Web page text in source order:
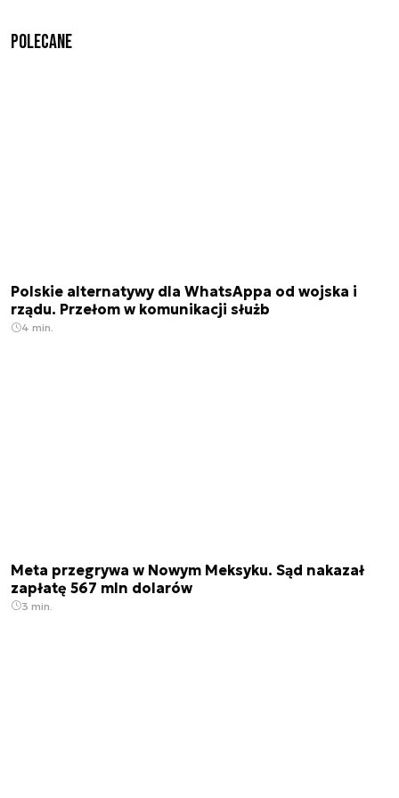
Polecane
Polskie alternatywy dla WhatsAppa od wojska i
rządu. Przełom w komunikacji służb
4 min.
Meta przegrywa w Nowym Meksyku. Sąd nakazał
zapłatę 567 mln dolarów
3 min.